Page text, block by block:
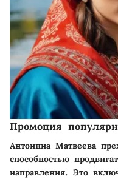
Промоция
Антонина Матвеева
способностью
направления. Это